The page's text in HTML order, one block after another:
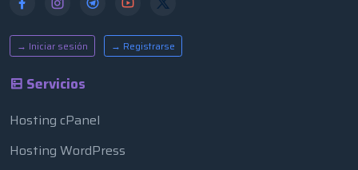
→ Iniciar sesión → Registrarse
Servicios
Hosting cPanel
Hosting WordPress